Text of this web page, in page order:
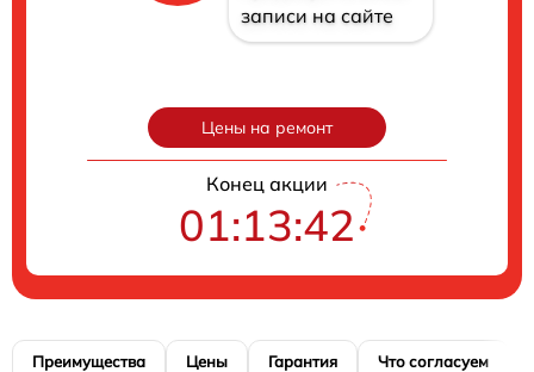
записи на сайте
Цены на ремонт
Конец акции
01:13:41
Преимущества Цены Гарантия Что согласуем